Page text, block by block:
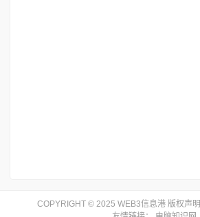
COPYRIGHT © 2025 WEB3信息港 版权声明